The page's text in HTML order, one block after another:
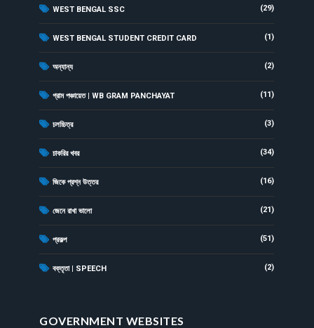
WEST BENGAL SSC (29)
WEST BENGAL STUDENT CREDIT CARD (1)
অন্যান্য (2)
গ্রাম পঞ্চায়েত | WB GRAM PANCHAYAT (11)
চলচ্চিত্র (3)
চাকরির খবর (34)
জিকে প্রশ্ন উত্তর (16)
জেনে রাখা ভালো (21)
প্রকল্প (51)
বক্তৃতা | SPEECH (2)
GOVERNMENT WEBSITES